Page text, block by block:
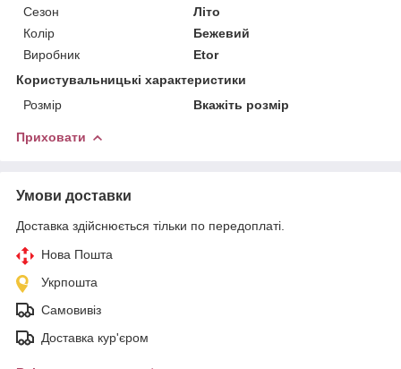
Сезон
Літо
Колір
Бежевий
Виробник
Etor
Користувальницькі характеристики
Розмір
Вкажіть розмір
Приховати
Умови доставки
Доставка здійснюється тільки по передоплаті.
Нова Пошта
Укрпошта
Самовивіз
Доставка кур'єром